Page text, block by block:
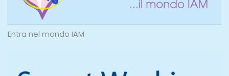
Entra nel mondo IAM